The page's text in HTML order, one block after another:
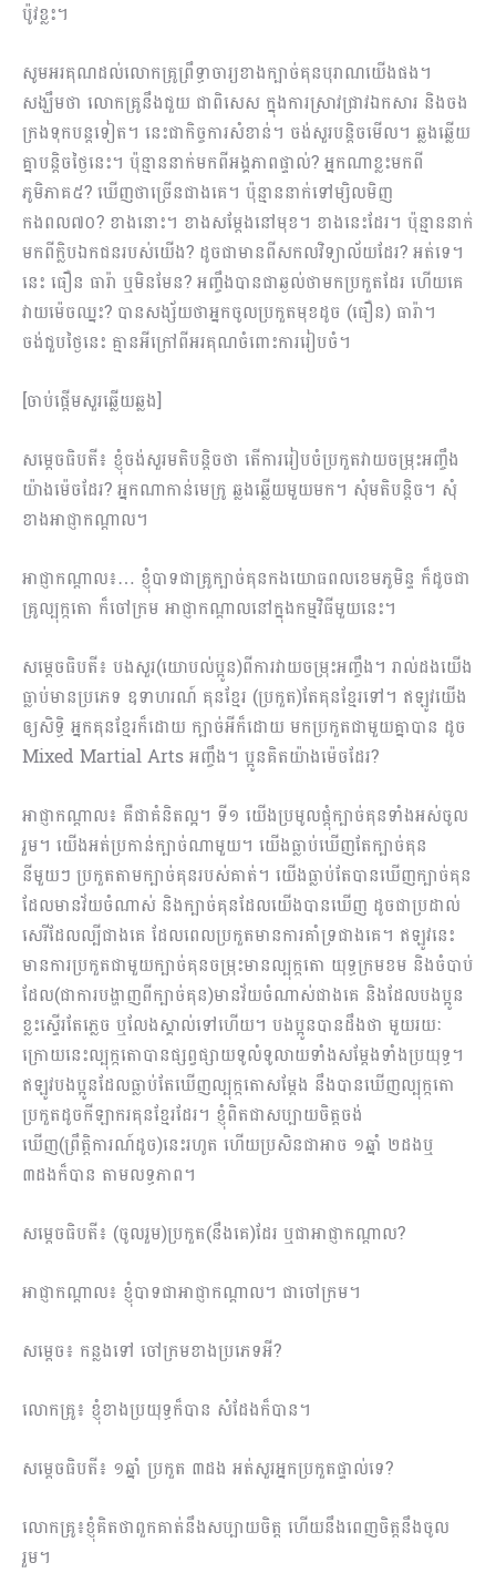
ប៉ូវខ្លះ។
សូមអរគុណដល់លោកគ្រូព្រឹទ្ធាចារ្យខាងក្បាច់គុនបុរាណយើងផង។
សង្ឃឹមថា លោកគ្រូនឹងជួយ ជាពិសេស ក្នុងការស្រាវជ្រាវឯកសារ និងចង
ក្រងទុកបន្តទៀត។ នេះជាកិច្ចការសំខាន់។ ចង់សួរបន្តិចមើល។ ឆ្លងឆ្លើយ
គ្នាបន្តិចថ្ងៃនេះ។ ប៉ុន្មាននាក់មកពីអង្គភាពផ្ទាល់?​ អ្នកណាខ្លះមកពី
ភូមិភាគ៥? ឃើញថាច្រើនជាងគេ។ ប៉ុន្មាននាក់ទៅម្សិលមិញ
កងពល៧០? ខាងនោះ។ ខាងសម្ដែងនៅមុខ។ ខាងនេះដែរ។ ប៉ុន្មាននាក់
មកពីក្លិបឯកជនរបស់យើង? ដូចជាមានពីសកលវិទ្យាល័យដែរ? អត់ទេ។
នេះ ធឿន ធារ៉ា ឬមិនមែន? អញ្ចឹងបានជាឆ្ងល់ថាមកប្រកួតដែរ ហើយគេ
វាយម៉េចឈ្នះ? បានសង្ស័យថាអ្នកចូលប្រកួតមុខដូច (ធឿន) ធារ៉ា។
ចង់ជួបថ្ងៃនេះ គ្មានអីក្រៅពីអរគុណចំពោះការរៀបចំ។
[ចាប់ផ្ដើមសួរឆ្លើយឆ្លង]
សម្ដេចធិបតី៖ ខ្ញុំចង់សួរមតិបន្តិចថា តើការរៀបចំប្រកួតវាយចម្រុះអញ្ចឹង
យ៉ាងម៉េចដែរ? អ្នកណាកាន់មេក្រូ ឆ្លងឆ្លើយមួយមក។ សុំមតិបន្តិច។ សុំ
ខាងអាជ្ញាកណ្ដាល។
អាជ្ញាកណ្ដាល៖… ខ្ញុំបាទជាគ្រូក្បាច់គុនកងយោធពលខេមភូមិន្ទ ក៏ដូចជា
គ្រូល្បុក្កតោ ក៏ចៅក្រម អាជ្ញាកណ្ដាលនៅក្នុងកម្មវិធីមួយនេះ។
សម្ដេចធិបតី៖ បងសួរ(យោបល់ប្អូន)ពីការវាយចម្រុះអញ្ចឹង។ រាល់ដងយើង
ធ្លាប់មានប្រភេទ ឧទាហរណ៍ គុនខ្មែរ (ប្រកួត)តែគុនខ្មែរទៅ។ ឥឡូវយើង
ឲ្យសិទ្ធិ អ្នកគុនខ្មែរក៏ដោយ ក្បាច់អីក៏ដោយ មកប្រកួតជាមួយគ្នាបាន ដូច
Mixed Martial Arts អញ្ចឹង។ ប្អូនគិតយ៉ាងម៉េចដែរ?
អាជ្ញាកណ្ដាល៖ គឺជាគំនិតល្អ។ ទី១ យើងប្រមូលផ្ដុំក្បាច់គុនទាំងអស់ចូល
រួម។ យើងអត់ប្រកាន់ក្បាច់ណាមួយ។ យើងធ្លាប់ឃើញតែក្បាច់គុន
នីមួយៗ ប្រកួតតាមក្បាច់គុនរបស់គាត់។ យើងធ្លាប់តែបានឃើញក្បាច់គុន
ដែលមានវ័យចំណាស់ និងក្បាច់គុនដែលយើងបានឃើញ ដូចជាប្រដាល់
សេរីដែលល្បីជាងគេ ដែលពេលប្រកួតមានការគាំទ្រជាងគេ។ ឥឡូវនេះ
មានការប្រកួតជាមួយក្បាច់គុនចម្រុះមានល្បុក្កតោ យុទ្ធក្រមខម និងចំបាប់
ដែល(ជាការបង្ហាញពីក្បាច់គុន)មានវ័យចំណាស់ជាងគេ និងដែលបងប្អូន
ខ្លះស្ទើរតែភ្លេច ឬលែងស្គាល់ទៅហើយ។ បងប្អូនបានដឹងថា មួយរយៈ
ក្រោយនេះល្បុក្កតោបានផ្សព្វផ្សាយទូលំទូលាយទាំងសម្ដែងទាំងប្រយុទ្ធ។
ឥឡូវបងប្អូនដែលធ្លាប់តែឃើញល្បុក្កតោសម្ដែង នឹងបានឃើញល្បុក្កតោ
ប្រកួតដូចកីឡាករគុនខ្មែរដែរ។ ខ្ញុំពិតជាសប្បាយចិត្តចង់
ឃើញ(ព្រឹត្តិការណ៍ដូច)នេះរហូត ហើយប្រសិនជាអាច ១ឆ្នាំ ២ដងឬ
៣ដងក៏បាន តាមលទ្ធភាព។
សម្ដេចធិបតី៖ (ចូលរួម)ប្រកួត(នឹងគេ)ដែរ ឬជាអាជ្ញាកណ្ដាល?
អាជ្ញាកណ្ដាល៖ ខ្ញុំបាទជាអាជ្ញាកណ្ដាល។ ជាចៅក្រម។
សម្តេច៖ កន្លងទៅ ចៅក្រមខាងប្រភេទអី?
លោកគ្រូ៖ ខ្ញុំខាងប្រយុទ្ធក៏បាន សំដែងក៏បាន។
សម្តេចធិបតី៖ ១ឆ្នាំ ប្រកួត ៣ដង អត់សួរអ្នកប្រកួតផ្ទាល់ទេ?
លោកគ្រូ៖ខ្ញុំគិតថាពួកគាត់នឹងសប្បាយចិត្ត ហើយនឹងពេញចិត្តនឹងចូល
រួម។